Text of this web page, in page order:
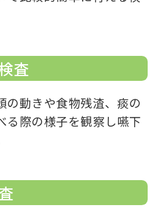
査
の動きや食物残渣、痰の
る際の様子を観察し嚥下